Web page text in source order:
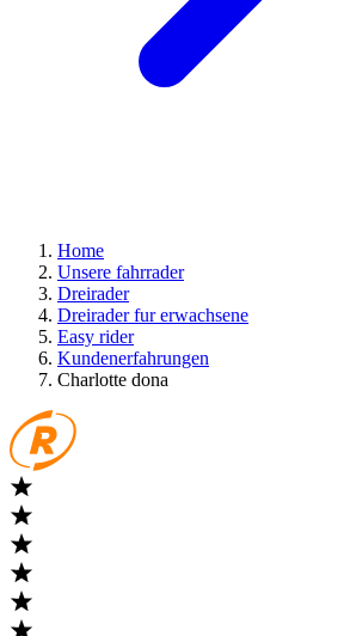
Home
Unsere fahrrader
Dreirader
Dreirader fur erwachsene
Easy rider
Kundenerfahrungen
Charlotte dona